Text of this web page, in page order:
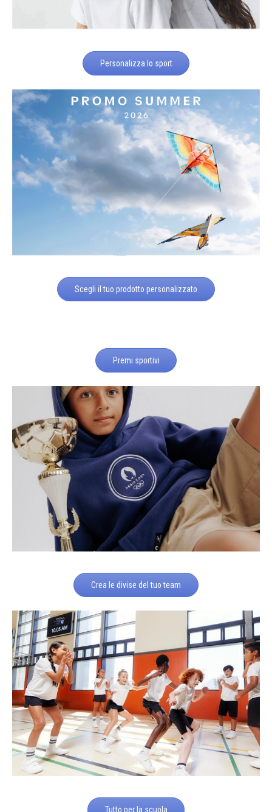
Personalizza lo sport
Scegli il tuo prodotto personalizzato
Premi sportivi
Crea le divise del tuo team
Tutto per la scuola